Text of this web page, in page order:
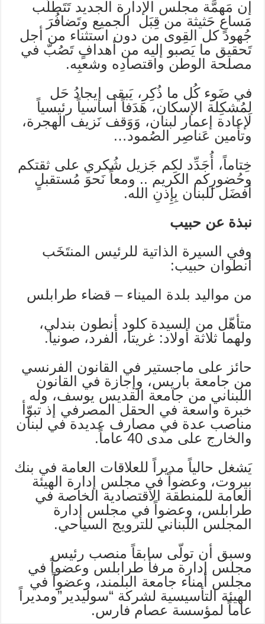
إن مَهمَّة مجلس الإدارة الجديد تَتَطلّب
مَساعٍ حَثيثة من قِبَل الجميع وتَضافُرَ
جُهود كل القِوى من دون استثناء من أجل
تَحقيق ما يَصبو إليه من أهدافٍ تَصُبّ في
مصلحة الوطن واقتصادِه وشعبِه.
في ضَوء كُل ما ذُكِر، يَبقى إيجادُ حَل
لِمُشكِلة الإسكان، هَدَفاً أساسياً رئيسياً
لإعادة إعمار لبنان، وَوَقف نَزيف الهجرة،
وتأمين عَناصِر الصُمود…
خِتاماً، أُجَدِّد لكم جَزيل شُكري على ثقتكم
وحُضورِكم الكَريم .. ومعاً نَحوَ مُستقبلٍ
أفضَل للبنان بِإِذنِ الله.
نبذة عن حبيب
وفي السيرة الذاتية للرئيس المنتَخَب
أنطوان حبيب:
من مواليد بلدة الميناء – قضاء طرابلس
متأهّل من السيدة كلود أنطون بندلي،
ولهما ثلاثة أولاد: غريتا، ألفرد، صونيا.
حائز على ماجستير في القانون الفرنسي
من جامعة باريس، وإجازة في القانون
اللبناني من جامعة القديس يوسف، وله
خبرة واسعة في الحقل المصرفي إذ تبوّأ
مناصب عدة في مصارف عديدة في لبنان
والخارج على مدى 40 عاماً.
يَشغل حالياً مديراً للعلاقات العامة في بنك
بيروت، وعضواً في مجلس إدارة الهيئة
العامة للمنطقة الاقتصادية الخاصة في
طرابلس، وعضواً في مجلس إدارة
المجلس اللبناني للترويج السياحي.
وسبق أن تولّى سابقاً منصب رئيس
مجلس إدارة مرفأ طرابلس وعضواً في
مجلس أمناء جامعة البلمند، وعضواً في
الهيئة التأسيسية لشركة “سوليدير”ومديراً
عاماً لمؤسسة عصام فارس.